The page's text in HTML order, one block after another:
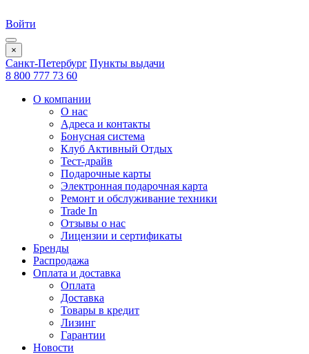
Войти
×
Санкт-Петербург Пункты выдачи
8 800 777 73 60
О компании
О нас
Адреса и контакты
Бонусная система
Клуб Активный Отдых
Тест-драйв
Подарочные карты
Электронная подарочная карта
Ремонт и обслуживание техники
Trade In
Отзывы о нас
Лицензии и сертификаты
Бренды
Распродажа
Оплата и доставка
Оплата
Доставка
Товары в кредит
Лизинг
Гарантии
Новости